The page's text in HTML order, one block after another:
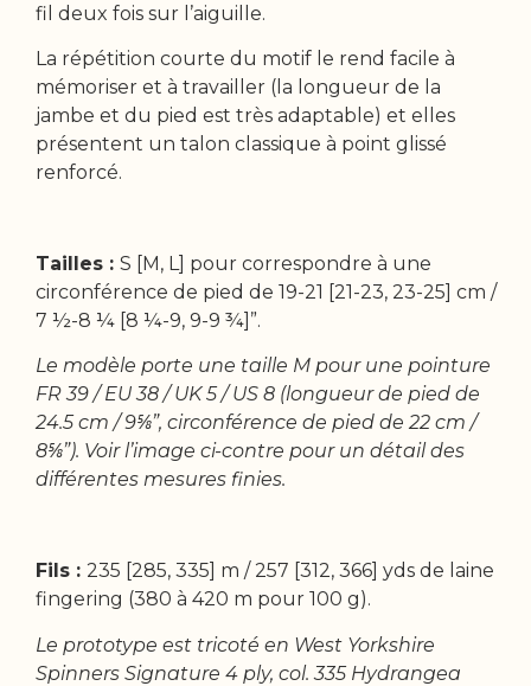
fil deux fois sur l’aiguille.
La répétition courte du motif le rend facile à
mémoriser et à travailler (la longueur de la
jambe et du pied est très adaptable) et elles
présentent un talon classique à point glissé
renforcé.
Tailles :S [M, L] pour correspondre à une
circonférence de pied de 19-21 [21-23, 23-25] cm /
7 ½-8 ¼ [8 ¼-9, 9-9 ¾]”.
Le modèle porte une taille M pour une pointure
FR 39 / EU 38 / UK 5 / US 8 (longueur de pied de
24.5 cm / 9⅝”, circonférence de pied de 22 cm /
8⅝”). Voir l’image ci-contre pour un détail des
différentes mesures finies.
Fils :235 [285, 335] m / 257 [312, 366] yds de laine
fingering (380 à 420 m pour 100 g).
Le prototype est tricoté en West Yorkshire
Spinners Signature 4 ply, col. 335 Hydrangea